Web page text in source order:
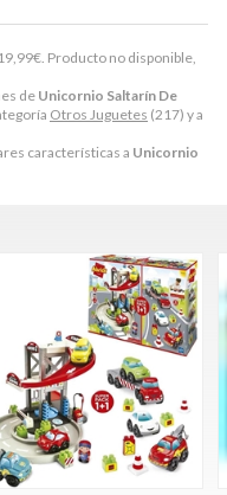
19,99€. Producto no disponible,
deUnicornio Saltarín De
Otros Juguetes (217) y a
características a Unicornio